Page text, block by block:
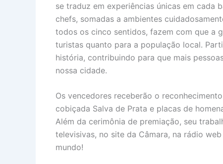
se traduz em experiências únicas em cada
chefs, somadas a ambientes
todos os cinco sentidos, fazem com que a
turistas quanto para a população local.
história, contribuindo para que mais
nossa cidade.
Os vencedores receberão o
cobiçada Salva de Prata e placas de
Além da cerimônia de premiação, seu
televisivas, no site da Câmara, na rádio
mundo!